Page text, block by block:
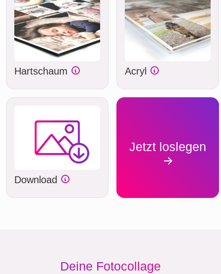
Hartschaum Acryl
Download
Jetzt loslegen
Deine Fotocollage